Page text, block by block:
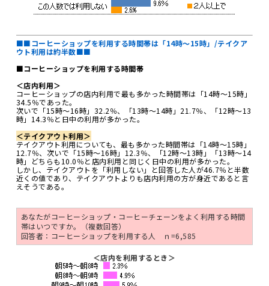
■■コーヒーショップを利用する時間帯は「14時～15時」/テイクア
ウト利用は約半数■■
■コーヒーショップを利用する時間帯
＜店内利用＞
コーヒーショップの店内利用で最も多かった時間帯は「14時～15時」
34.5％であった。
次いで「15時～16時」32.2％、「13時～14時」21.7％、「12時～13
時」14.3％と日中の利用が多かった。
＜テイクアウト利用＞
テイクアウト利用についても、最も多かった時間帯は「14時～15時」
12.7％、次いで「15時～16時」12.3％、「12時～13時」「13時～14
時」どちらも10.0％と店内利用と同じく日中の利用が多かった。
しかし、テイクアウトを「利用しない」と回答した人が46.7％と半数
近くの値であり、テイクアウトよりも店内利用の方が身近であると言
えそうである。
あなたがコーヒーショップ・コーヒーチェーンをよく利用する時間
帯はいつですか。（複数回答）
回答者：コーヒーショップを利用する人 ｎ=6,585
＜店内を利用するとき＞